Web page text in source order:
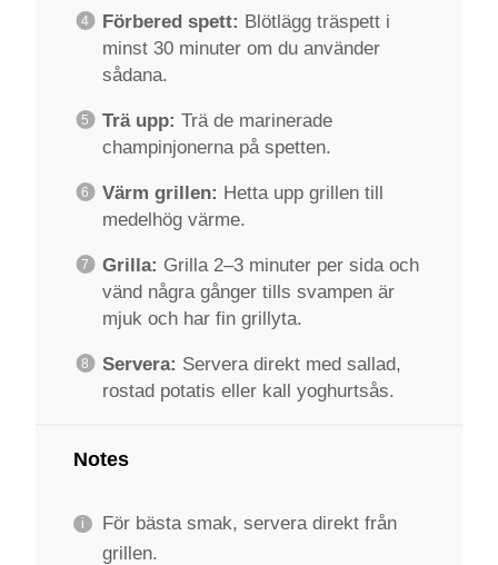
Förbered spett: Blötlägg träspett i
minst 30 minuter om du använder
sådana.
Trä upp: Trä de marinerade
champinjonerna på spetten.
Värm grillen: Hetta upp grillen till
medelhög värme.
Grilla: Grilla 2–3 minuter per sida och
vänd några gånger tills svampen är
mjuk och har fin grillyta.
Servera: Servera direkt med sallad,
rostad potatis eller kall yoghurtsås.
Notes
För bästa smak, servera direkt från
grillen.